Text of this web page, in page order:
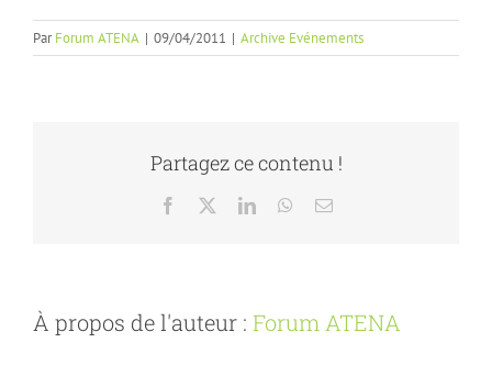
ParForum ATENA | 09/04/2011 | Archive Evénements
Partagez ce contenu !
Facebook LinkedInWhatsApp
Email
À propos de l'auteur : Forum ATENA